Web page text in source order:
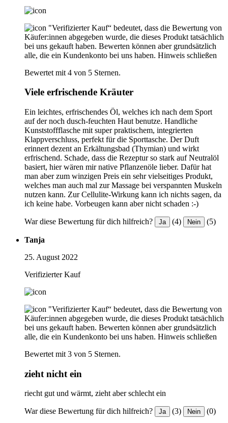
"Verifizierter Kauf“ bedeutet, dass die Bewertung von
Käufer:innen abgegeben wurde, die dieses Produkt tatsächlich
bei uns gekauft haben. Bewerten können aber grundsätzlich
alle, die ein Kundenkonto bei uns haben. Hinweis schließen
Bewertet mit 4 von 5 Sternen.
Viele erfrischende Kräuter
Ein leichtes, erfrischendes Öl, welches ich nach dem Sport
auf der noch dusch-feuchten Haut benutze. Handliche
Kunststoffflasche mit super praktischem, integrierten
Klappverschluss, perfekt für die Sporttasche. Der Duft
erinnert dezent an Erkältungsbad (Thymian) und wirkt
erfrischend. Schade, dass die Rezeptur so stark auf Neutralöl
basiert, hier wären mir native Pflanzenöle lieber. Dafür hat
man aber zum winzigen Preis ein sehr vielseitiges Produkt,
welches man auch mal zur Massage bei verspannten Muskeln
nutzen kann. Zur Cellulite-Wirkung kann ich nichts sagen, da
ich keine habe. Vorbeugen kann aber nicht schaden :-)
War diese Bewertung für dich hilfreich? Ja (4) Nein (5)
Tanja
25. August 2022
Verifizierter Kauf
"Verifizierter Kauf“ bedeutet, dass die Bewertung von
Käufer:innen abgegeben wurde, die dieses Produkt tatsächlich
bei uns gekauft haben. Bewerten können aber grundsätzlich
alle, die ein Kundenkonto bei uns haben. Hinweis schließen
Bewertet mit 3 von 5 Sternen.
zieht nicht ein
riecht gut und wärmt, zieht aber schlecht ein
War diese Bewertung für dich hilfreich? Ja (3) Nein (0)